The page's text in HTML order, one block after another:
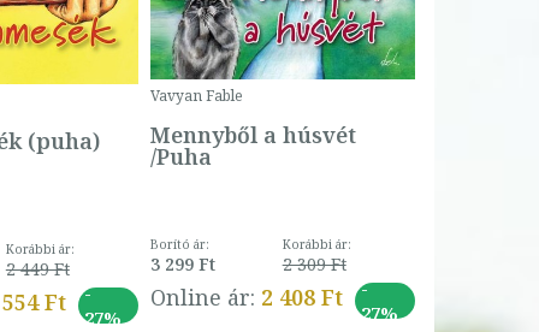
(puha)
Korábbi ár:
2 449 Ft
Ft
-
27%
Vavyan Fable
Mennyből a húsvét
/Puha
Borító ár:
3 299 Ft
Korábbi ár:
2 309 Ft
Online ár: 2 408 Ft
-
27%